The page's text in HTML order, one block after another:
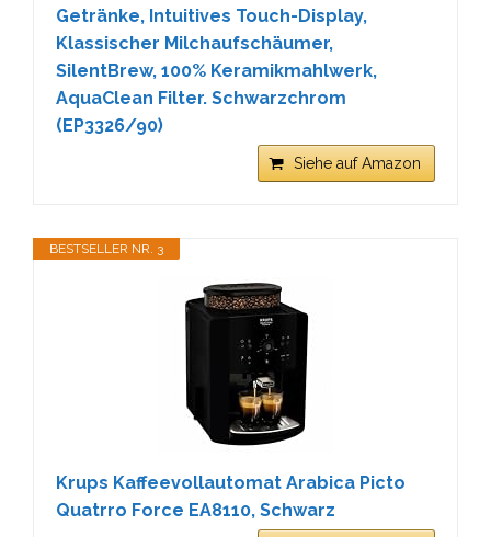
Getränke, Intuitives Touch-Display,
Klassischer Milchaufschäumer,
SilentBrew, 100% Keramikmahlwerk,
AquaClean Filter. Schwarzchrom
(EP3326/90)
Siehe auf Amazon
BESTSELLER NR. 3
Krups Kaffeevollautomat Arabica Picto
Quatrro Force EA8110, Schwarz